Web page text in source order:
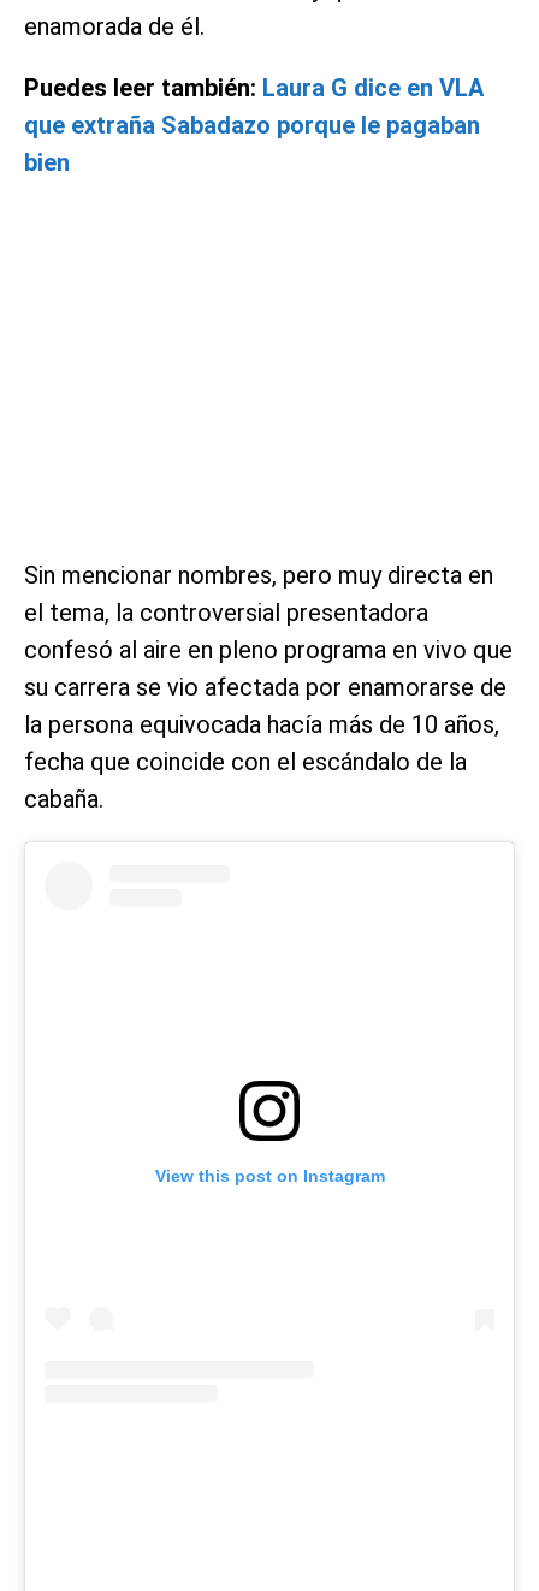
enamorada de él.
Puedes leer también: Laura G dice en VLA
que extraña Sabadazo porque le pagaban
bien
Sin mencionar nombres, pero muy directa en
el tema, la controversial presentadora
confesó al aire en pleno programa en vivo que
su carrera se vio afectada por enamorarse de
la persona equivocada hacía más de 10 años,
fecha que coincide con el escándalo de la
cabaña.
View this post on Instagram